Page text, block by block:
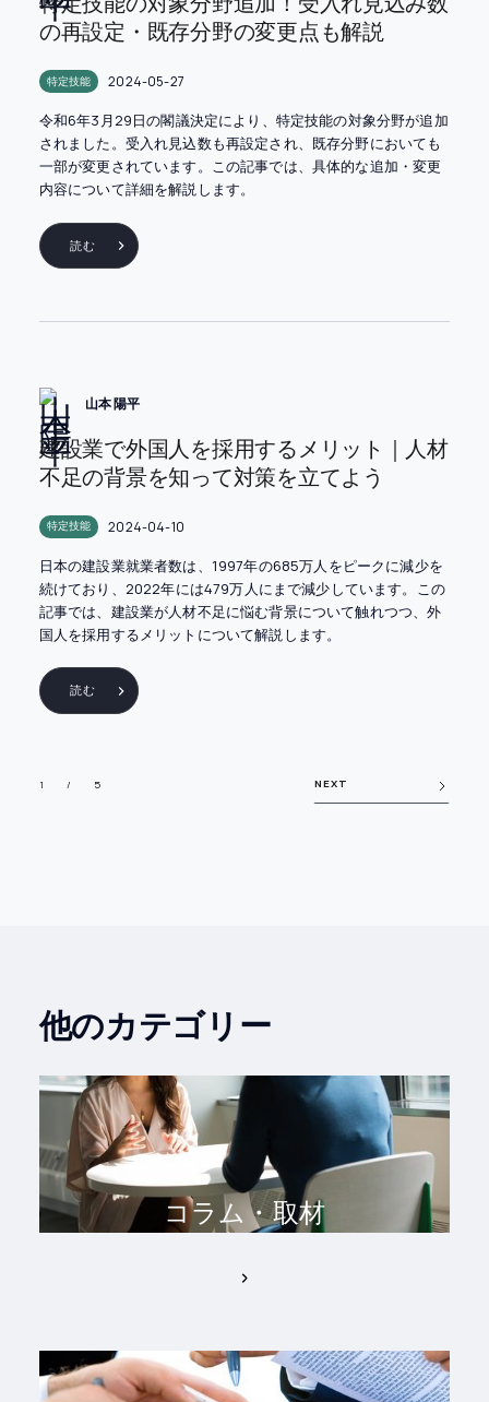
の再設定・既存分野の変更点も解説
特定技能 2024-05-27
令和6年3月29日の閣議決定により、特定技能の対象分野が追加
されました。受入れ見込数も再設定され、既存分野においても
一部が変更されています。この記事では、具体的な追加・変更
内容について詳細を解説します。
読む
山本 陽平
建設業で外国人を採用するメリット｜人材
不足の背景を知って対策を立てよう
特定技能 2024-04-10
日本の建設業就業者数は、1997年の685万人をピークに減少を
続けており、2022年には479万人にまで減少しています。この
記事では、建設業が人材不足に悩む背景について触れつつ、外
国人を採用するメリットについて解説します。
読む
NEXT
1 / 5
他のカテゴリー
コラム・取材